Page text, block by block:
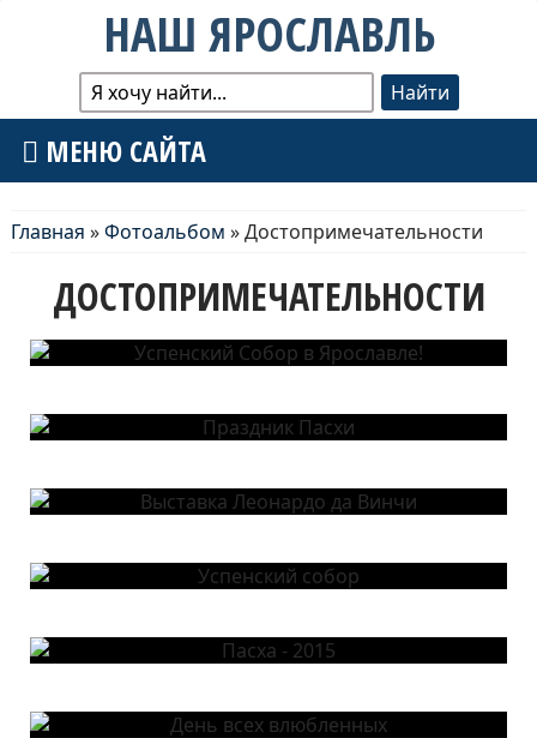
НАШ ЯРОСЛАВЛЬ
МЕНЮ САЙТА
Главная »Фотоальбом » Достопримечательности
ДОСТОПРИМЕЧАТЕЛЬНОСТИ